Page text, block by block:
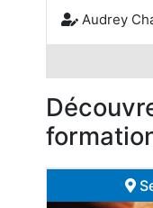
Audrey